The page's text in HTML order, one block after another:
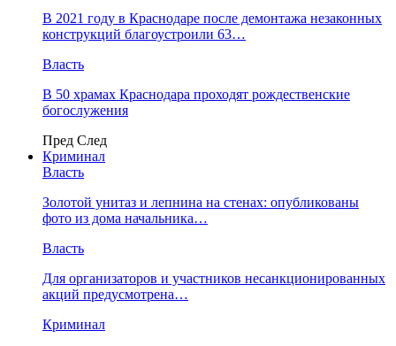
В 2021 году в Краснодаре после демонтажа незаконных
конструкций благоустроили 63…
Власть
В 50 храмах Краснодара проходят рождественские
богослужения
Пред След
Криминал
Власть
​Золотой унитаз и лепнина на стенах: опубликованы
фото из дома начальника…
Власть
Для организаторов и участников несанкционированных
акций предусмотрена…
Криминал